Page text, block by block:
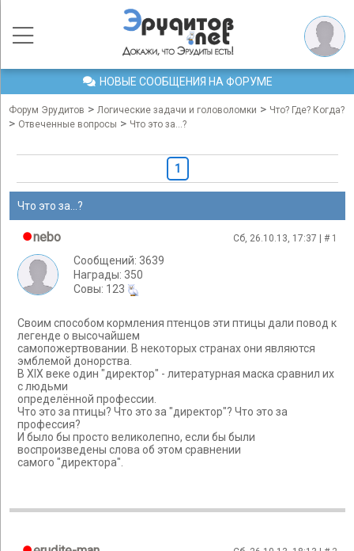
НОВЫЕ СООБЩЕНИЯ НА ФОРУМЕ
Форум Эрудитов > Логические задачи и головоломки > Что? Где? Когда?
> Отвеченные вопросы > Что это за...?
1
Что это за...?
nebo Сб, 26.10.13, 17:37 | # 1
Сообщений: 3639
Награды: 350
Cовы: 123
Своим способом кормления птенцов эти птицы дали повод к
легенде о высочайшем
самопожертвовании. В некоторых странах они являются
эмблемой донорства.
В XIX веке один "директор" - литературная маска сравнил их
с людьми
определённой профессии.
Что это за птицы? Что это за "директор"? Что это за
профессия?
И было бы просто великолепно, если бы были
воспроизведены слова об этом сравнении
самого "директора".